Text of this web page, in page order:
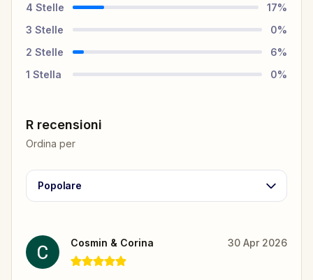
4 Stelle 17%
3 Stelle 0%
2 Stelle 6%
1 Stella 0%
R recensioni
Ordina per
Popolare
Cosmin & Corina 30 Apr 2026